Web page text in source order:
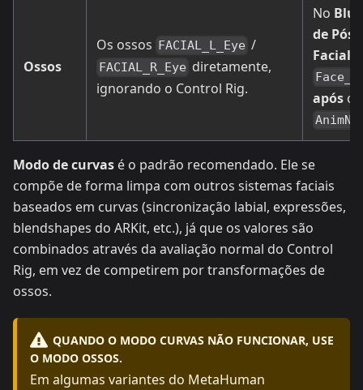
Ossos
Os ossos FACIAL_L_Eye /
FACIAL_R_Eye diretamente,
ignorando o Control Rig.
No
de
Facial
após o
Modo de curvas é o padrão recomendado. Ele se
compõe de forma limpa com outros sistemas faciais
baseados em curvas (sincronização labial, expressões,
blendshapes do ARKit, etc.), já que os valores são
combinados através da avaliação normal do Control
Rig, em vez de competirem por transformações de
ossos.
QUANDO O MODO CURVAS NÃO FUNCIONAR, USE
O MODO OSSOS.
Em algumas variantes do MetaHuman